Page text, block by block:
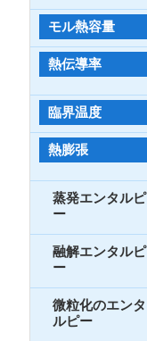
モル熱容量
熱伝導率
臨界温度
熱膨張
蒸発エンタルピ
ー
融解エンタルピ
ー
微粒化のエンタ
ルピー